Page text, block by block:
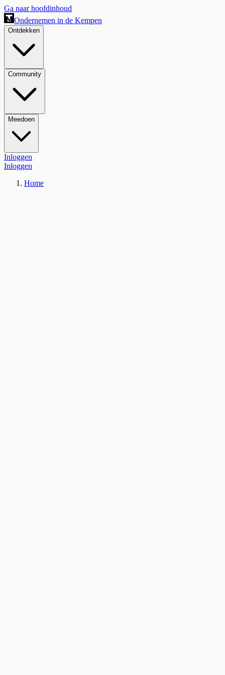
Ga naar hoofdinhoud
Ondernemen in de Kempen
Ontdekken
Community
Meedoen
Inloggen
Inloggen
Home